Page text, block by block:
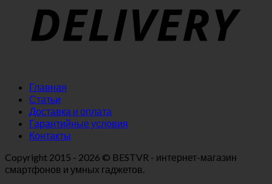
Главная
Статьи
Доставка и оплата
Гарантийные условия
Контакты
Copyright 2015 - 2026 © BESTVR - интернет-магазин
смартфонов и умных гаджетов.